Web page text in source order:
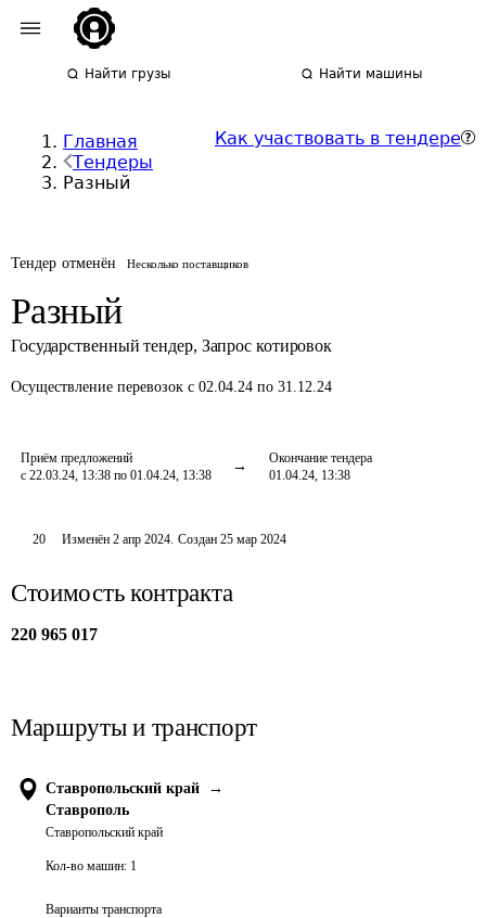
Найти грузы Найти машины
Главная
Тендеры
Разный
Как участвовать в тендере
Тендер отменён Несколько поставщиков
Разный
Государственный тендер, Запрос котировок
Осуществление перевозок с 02.04.24 по 31.12.24
Приём предложений
с 22.03.24, 13:38 по 01.04.24, 13:38
Окончание тендера
01.04.24, 13:38
20 Изменён2 апр 2024. Создан 25 мар 2024
Стоимость контракта
220 965 017
Маршруты и транспорт
Ставропольский край
→
Ставрополь
Ставропольский край
Кол-во машин: 1
Варианты транспорта